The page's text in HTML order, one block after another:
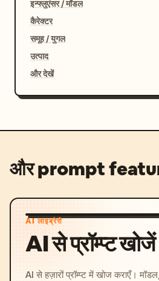
इन्फ्लुएंसर / मॉडल
कैरेक्टर
समूह / युगल
उत्पाद
और देखें
और prompt
AI लाइब्रेरी
AI से प्रॉम्प्ट खोजें
AI से हज़ारों प्रॉम्प्ट में खोज कराएँ।